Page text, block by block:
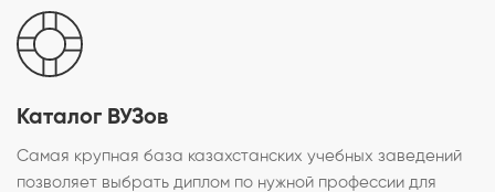
Каталог ВУЗов
Самая крупная база казахстанских учебных заведений
позволяет выбрать диплом по нужной профессии для